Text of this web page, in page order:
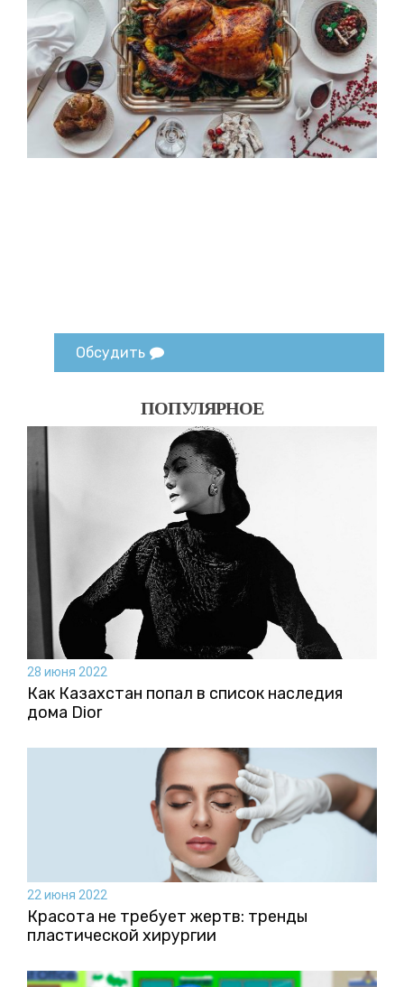
Обсудить
ПОПУЛЯРНОЕ
28 июня 2022
Как Казахстан попал в список наследия
дома Dior
22 июня 2022
Красота не требует жертв: тренды
пластической хирургии